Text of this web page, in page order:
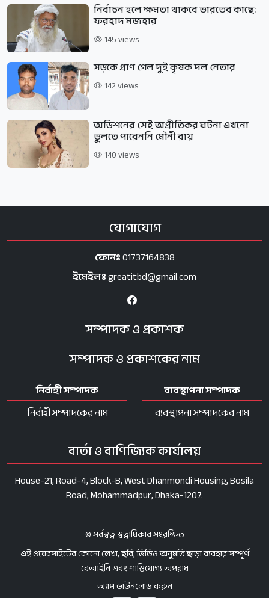
নির্বাচন হলে ক্ষমতা থাকবে ভারতের কাছে:
ফরহাদ মজহার
145 views
সড়কে প্রাণ গেল দুই কৃষক দল নেতার
142 views
অডিশনের সেই অপ্রীতিকর ঘটনা এখনো
ভুলতে পারেননি মৌনী রায়
140 views
যোগাযোগ
ফোনঃ01737164838
ইমেইলঃgreatitbd@gmail.com
সম্পাদক ও প্রকাশক
সম্পাদক ও প্রকাশকের নাম
নির্বাহী সম্পাদক
নির্বাহী সম্পাদকের নাম
ব্যবস্থাপনা সম্পাদক
ব্যবস্থাপনা সম্পাদকের নাম
বার্তা ও বাণিজ্যিক কার্যালয়
House-21, Road-4, Block-B, West Dhanmondi Housing, Bosila
Road, Mohammadpur, Dhaka-1207.
© সর্বস্বত্ব স্বত্বাধিকার সংরক্ষিত
এই ওয়েবসাইটের কোনো লেখা, ছবি, ভিডিও অনুমতি ছাড়া ব্যবহার সম্পূর্ণ
বেআইনি এবং শাস্তিযোগ্য অপরাধ
অ্যাপ ডাউনলোড করুন